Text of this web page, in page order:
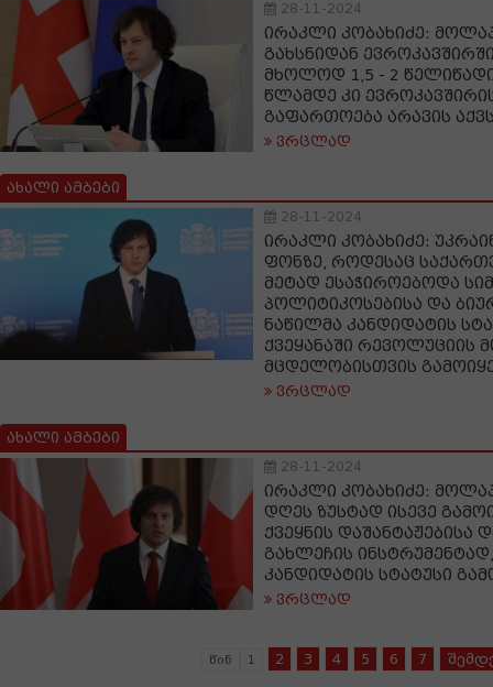
28-11-2024
ირაკლი კობახიძე:
გახსნიდან
მხოლოდ 1,5 - 2
წლამდე კი
გაფართოება არავის
ვრცლად
ახალი ამბები
28-11-2024
ირაკლი კობახიძე:
ფონზე, როდესაც
მეტად ესაჭიროებოდა
პოლიტიკოსებისა და
ნაწილმა კანდიდატის
ქვეყანაში რევოლუციის
მცდელობისთვის
ვრცლად
ახალი ამბები
28-11-2024
ირაკლი კობახიძე:
დღეს ზუსტად ისევე
ქვეყნის დაშანტაჟებისა
გახლეჩის
კანდიდატის სტატუსი
ვრცლად
წინ 1 2 3 4 5 6 7